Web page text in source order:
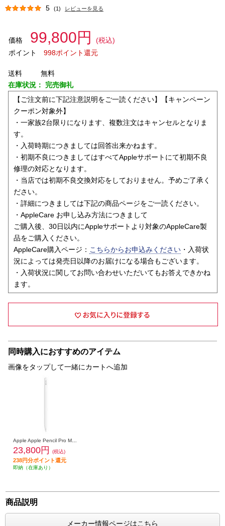
5 (1) レビューを見る
価格 99,800円
(税込)
ポイント
998ポイント還元
送料
無料
在庫状況： 完売御礼
【ご注文前に下記注意説明をご一読ください】【キャンペーン
クーポン対象外】
・一家族2台限りになります、複数注文はキャンセルとなりま
す。
・入荷時期につきましては回答出来かねます。
・初期不良につきましてはすべてAppleサポートにて初期不良
修理の対応となります。
・当店では初期不良交換対応をしておりません。予めご了承く
ださい。
・詳細につきましては下記の商品ページをご一読ください。
・AppleCare お申し込み方法につきまして
ご購入後、30日以内にAppleサポートより対象のAppleCare製
品をご購入ください。
AppleCare購入ページ： こちらからお申込みください・入荷状
況によっては発売日以降のお届けになる場合もございます。
・入荷状況に関してお問い合わせいただいてもお答えできかね
ます。
同時購入におすすめのアイテム
画像をタップして一緒にカートへ追加
Apple Apple Pencil Pro MX2D3ZA-A
23,800円 (税込)
238円分ポイント還元
即納（在庫あり）
商品説明
メーカー情報ページはこちら